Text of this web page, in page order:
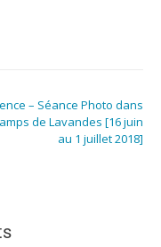
– Séance Photo dans
de Lavandes [16 juin
au 1 juillet 2018]